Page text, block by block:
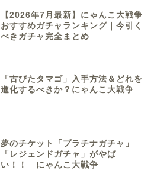
【2026年7月最新】にゃんこ大戦争
おすすめガチャランキング｜今引く
べきガチャ完全まとめ
「古びたタマゴ」入手方法＆どれを
進化するべきか？にゃんこ大戦争
夢のチケット「プラチナガチャ」
「レジェンドガチャ」がやば
い！！ にゃんこ大戦争